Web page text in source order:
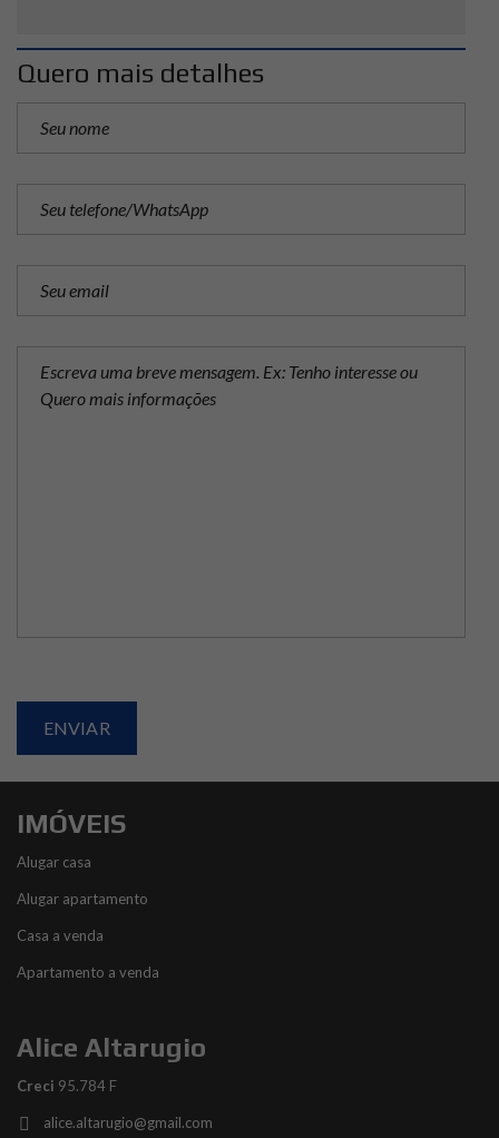
Quero mais detalhes
IMÓVEIS
Alugar casa
Alugar apartamento
Casa a venda
Apartamento a venda
Alice Altarugio
Creci 95.784 F
alice.altarugio@gmail.com